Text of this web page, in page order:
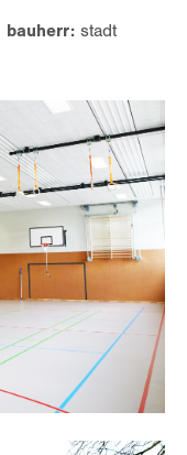
| bauherr: stadt